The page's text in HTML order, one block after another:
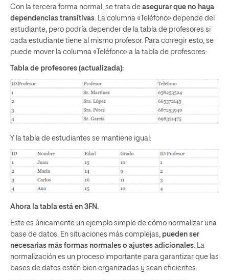
Con la tercera forma normal, se trata de asegurar que no haya
dependencias transitivas. La columna «Teléfono» depende del
estudiante, pero podría depender de la tabla de profesores si
cada estudiante tiene al mismo profesor. Para corregir esto, se
puede mover la columna «Teléfono» a la tabla de profesores:
Tabla de profesores (actualizada):
Y la tabla de estudiantes se mantiene igual:
Ahora la tabla está en 3FN.
Este es únicamente un ejemplo simple de cómo normalizar una
base de datos. En situaciones más complejas, pueden ser
necesarias más formas normales o ajustes adicionales. La
normalización es un proceso importante para garantizar que las
bases de datos estén bien organizadas y sean eficientes.